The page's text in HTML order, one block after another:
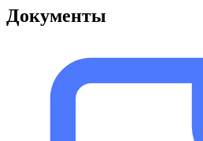
Документы